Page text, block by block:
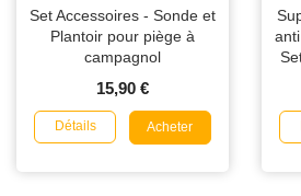
Set Accessoires - Sonde et
Plantoir pour piège à
campagnol
15,90 €
Détails Acheter